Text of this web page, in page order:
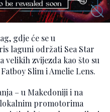
gdje će se u
laguni održati Sea Star
velikih zvijezda kao što su
Slim i Amelie Lens.
– u Makedoniji i na
promotorima